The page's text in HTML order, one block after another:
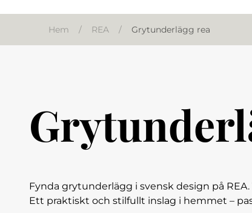
Hem / REA / Grytunderlägg rea
Fynda grytunderlägg i svensk design på
Ett praktiskt och stilfullt inslag i hemmet –